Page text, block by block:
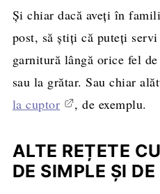
Și chiar dacă aveți în
post, să știți că puteți
garnitură lângă orice fel
sau la grătar. Sau chiar
la cuptor
, de exemplu.
ALTE REȚETE
DE SIMPLE ȘI